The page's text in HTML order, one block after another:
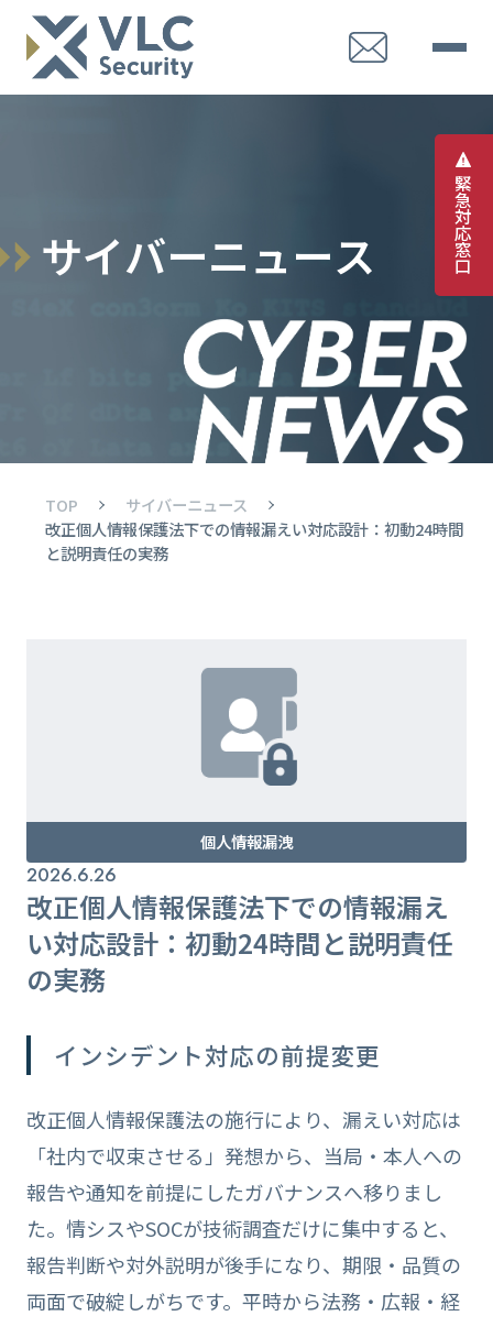
緊
急
対
応
窓
口
サイバーニュース
TOP
サイバーニュース
改正個人情報保護法下での情報漏えい対応設計：初動24時間
と説明責任の実務
個人情報漏洩
2026.6.26
改正個人情報保護法下での情報漏え
い対応設計：初動24時間と説明責任
の実務
インシデント対応の前提変更
改正個人情報保護法の施行により、漏えい対応は
「社内で収束させる」発想から、当局・本人への
報告や通知を前提にしたガバナンスへ移りまし
た。情シスやSOCが技術調査だけに集中すると、
報告判断や対外説明が後手になり、期限・品質の
両面で破綻しがちです。平時から法務・広報・経